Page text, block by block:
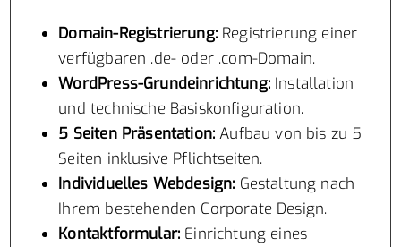
Domain-Registrierung:Registrierung einer
verfügbaren .de- oder .com-Domain.
WordPress-Grundeinrichtung:Installation
und technische Basiskonfiguration.
5 Seiten Präsentation: Aufbau von bis zu 5
Seiten inklusive Pflichtseiten.
Individuelles Webdesign: Gestaltung nach
Ihrem bestehenden Corporate Design.
Kontaktformular: Einrichtung eines